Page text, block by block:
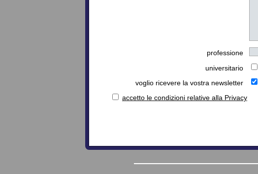
professione
universitario
voglio ricevere la vostra newsletter
accetto le condizioni relative alla Privacy